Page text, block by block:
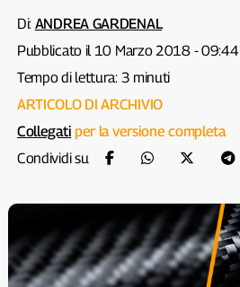
Di: ANDREA GARDENAL
Pubblicato il 10 Marzo 2018 - 09:44
Tempo di lettura: 3 minuti
ARTICOLO DI ARCHIVIO
Collegati per la versione completa
Condividi su